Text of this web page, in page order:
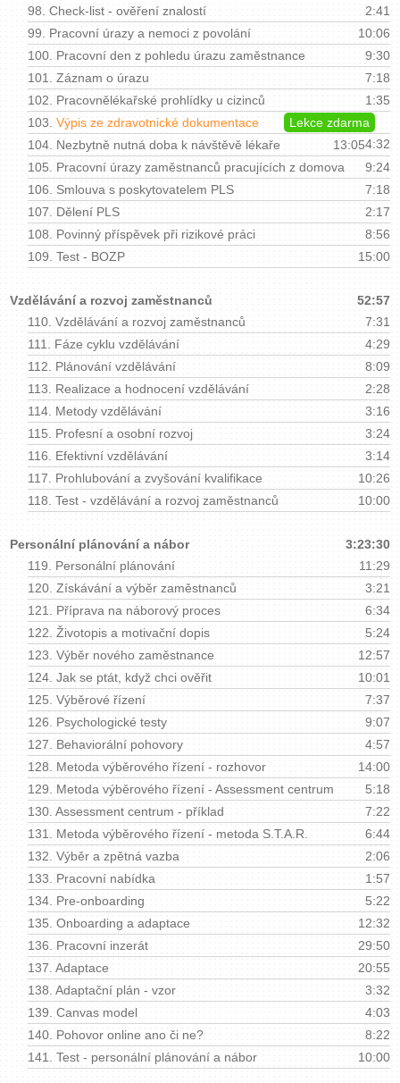
98. Check-list - ověření znalostí
2:41
99. Pracovní úrazy a nemoci z povolání
10:06
100. Pracovní den z pohledu úrazu zaměstnance
9:30
101. Záznam o úrazu
7:18
102. Pracovnělékařské prohlídky u cizinců
1:35
103. Výpis ze zdravotnické dokumentace
Lekce zdarma
4:32
104. Nezbytně nutná doba k návštěvě lékaře
13:05
105. Pracovní úrazy zaměstnanců pracujících z domova
9:24
106. Smlouva s poskytovatelem PLS
7:18
107. Dělení PLS
2:17
108. Povinný příspěvek při rizikové práci
8:56
109. Test - BOZP 15:00
Vzdělávání a rozvoj zaměstnanců
52:57
110. Vzdělávání a rozvoj zaměstnanců
7:31
111. Fáze cyklu vzdělávání
4:29
112. Plánování vzdělávání
8:09
113. Realizace a hodnocení vzdělávání
2:28
114. Metody vzdělávání
3:16
115. Profesní a osobní rozvoj
3:24
116. Efektivní vzdělávání
3:14
117. Prohlubování a zvyšování kvalifikace
10:26
118. Test - vzdělávání a rozvoj zaměstnanců 10:00
Personální plánování a nábor
3:23:30
119. Personální plánování
11:29
120. Získávání a výběr zaměstnanců
3:21
121. Příprava na náborový proces
6:34
122. Životopis a motivační dopis
5:24
123. Výběr nového zaměstnance
12:57
124. Jak se ptát, když chci ověřit
10:01
125. Výběrové řízení
7:37
126. Psychologické testy
9:07
127. Behaviorální pohovory
4:57
128. Metoda výběrového řízení - rozhovor
14:00
129. Metoda výběrového řízení - Assessment centrum
5:18
130. Assessment centrum - příklad
7:22
131. Metoda výběrového řízení - metoda S.T.A.R.
6:44
132. Výběr a zpětná vazba
2:06
133. Pracovní nabídka
1:57
134. Pre-onboarding
5:22
135. Onboarding a adaptace
12:32
136. Pracovní inzerát
29:50
137. Adaptace
20:55
138. Adaptační plán - vzor
3:32
139. Canvas model
4:03
140. Pohovor online ano či ne?
8:22
141. Test - personální plánování a nábor 10:00